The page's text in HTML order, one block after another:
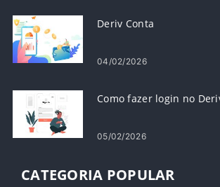
Deriv Conta
04/02/2026
Como fazer login no
05/02/2026
CATEGORIA POPULAR